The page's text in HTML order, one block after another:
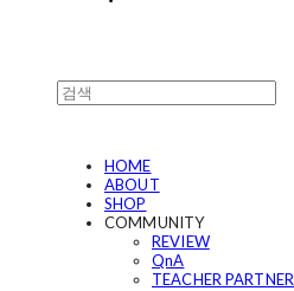
HOME
ABOUT
SHOP
COMMUNITY
REVIEW
QnA
TEACHER PARTNER